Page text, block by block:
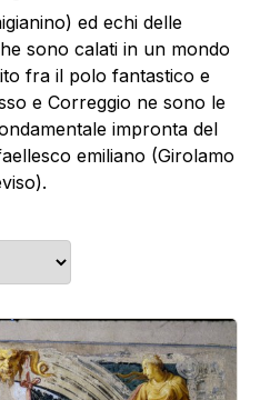
ed echi delle
sono calati in un mondo
fra il polo fantastico e
e Correggio ne sono le
impronta del
emiliano (Girolamo